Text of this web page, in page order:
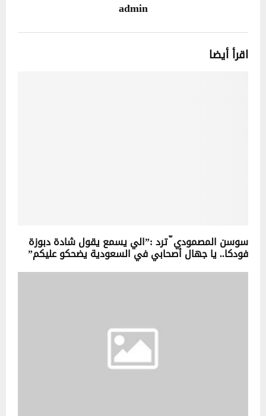
admin
اقرأ أيضا
سوسن المصمودي ّ ترد :”الي يسمع يقول شادة دبوزة
فودكا.. يا جهال أصحابي في السعودية يضحكو عليكم”